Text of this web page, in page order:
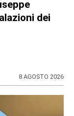
dei
8 AGOSTO 2026